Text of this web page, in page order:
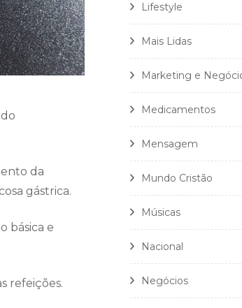
da
gástrica.
básica e
refeições.
Lifestyle
Mais Lidas
Marketing e
Medicamentos
Mensagem
Mundo Cristão
Músicas
Nacional
Negócios